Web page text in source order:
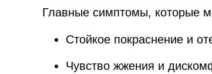
Главные симптомы, которые
Стойкое покраснение и
Чувство жжения и